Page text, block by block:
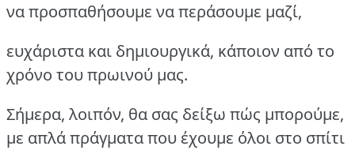
να προσπαθήσουμε να περάσουμε μαζί,
ευχάριστα και δημιουργικά, κάποιον από το
χρόνο του πρωινού μας.
Σήμερα, λοιπόν, θα σας δείξω πώς μπορούμε,
με απλά πράγματα που έχουμε όλοι στο σπίτι